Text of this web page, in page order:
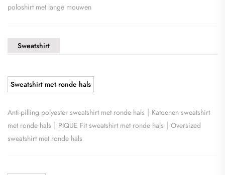
poloshirt met lange mouwen
Sweatshirt
Sweatshirt met ronde hals
Anti-pilling polyester sweatshirt met ronde hals | Katoenen sweatshirt
met ronde hals | PIQUE Fit sweatshirt met ronde hals | Oversized
sweatshirt met ronde hals